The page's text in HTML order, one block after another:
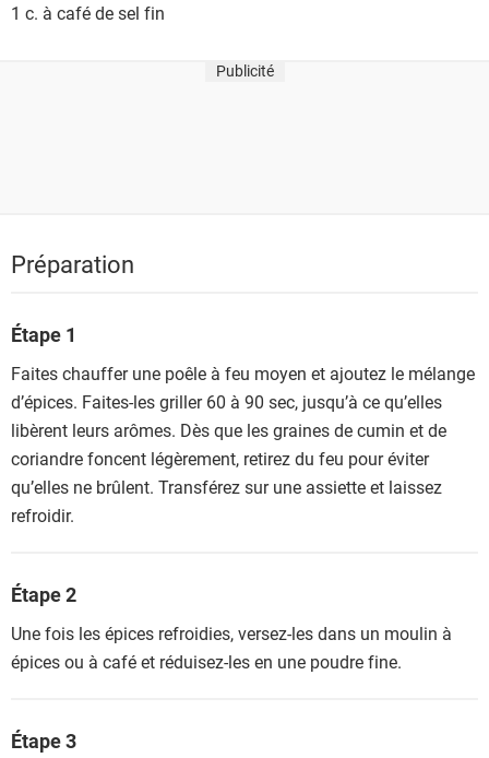
1 c. à café desel fin
Publicité
Préparation
Étape 1
Faites chauffer une poêle à feu moyen et ajoutez le mélange
d’épices. Faites-les griller 60 à 90 sec, jusqu’à ce qu’elles
libèrent leurs arômes. Dès que les graines de cumin et de
coriandre foncent légèrement, retirez du feu pour éviter
qu’elles ne brûlent. Transférez sur une assiette et laissez
refroidir.
Étape 2
Une fois les épices refroidies, versez-les dans un moulin à
épices ou à café et réduisez-les en une poudre fine.
Étape 3